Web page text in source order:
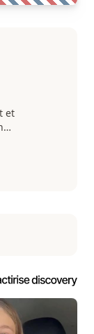
et
de deux